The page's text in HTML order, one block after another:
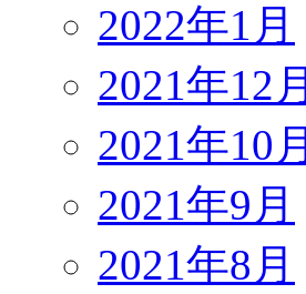
2022年1月
2021年12月
2021年10月
2021年9月
2021年8月